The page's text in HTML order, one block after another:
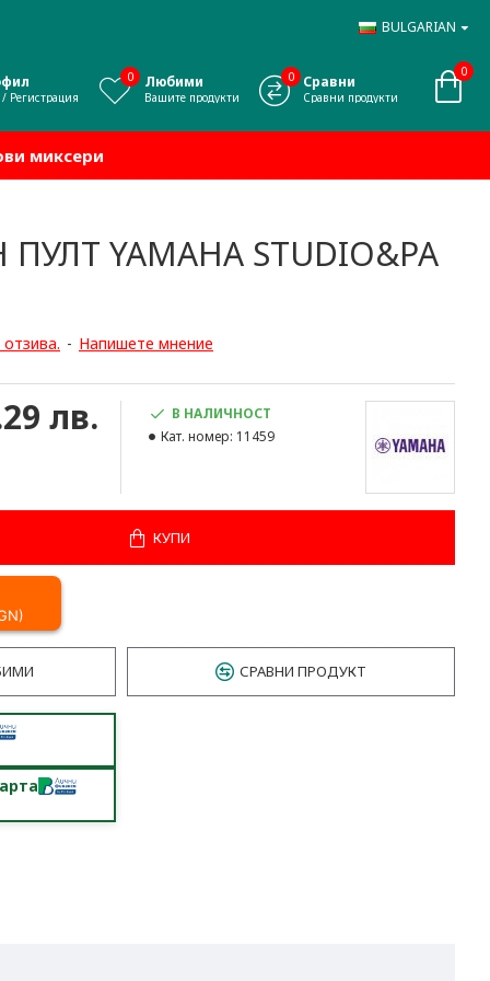
BULGARIAN
/ Регистрация
Любими
Вашите продукти
0 Сравни
Сравни продукти
0 0
миксери
YAMAHA STUDIO&PA
- Напишете мнение
лв.
В НАЛИЧНОСТ
Кат. номер: 11459
КУПИ
СРАВНИ ПРОДУКТ